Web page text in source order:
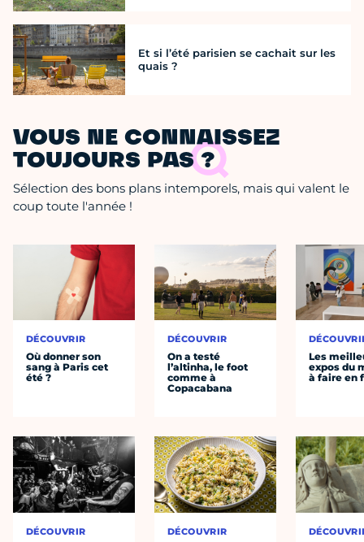
Et si l’été parisien se cachait sur les
quais ?
VOUS NE CONNAISSEZ
TOUJOURS PAS ?
Sélection des bons plans intemporels, mais qui valent le
coup toute l'année !
DÉCOUVRIR
Où donner son
sang à Paris cet
été ?
DÉCOUVRIR
DÉCOUVRIR
On a testé
l’altinha, le foot
comme à
Copacabana
DÉCOUVRIR
Les
expos du
à faire en